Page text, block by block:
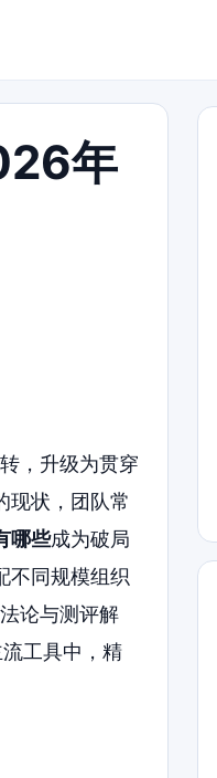
年
，升级为贯穿
现状，团队常
哪些成为破局
不同规模组织
论与测评解
工具中，精